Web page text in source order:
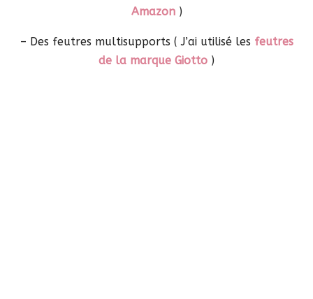
Amazon)
– Des feutres multisupports ( J’ai utilisé les feutres
de la marque Giotto )